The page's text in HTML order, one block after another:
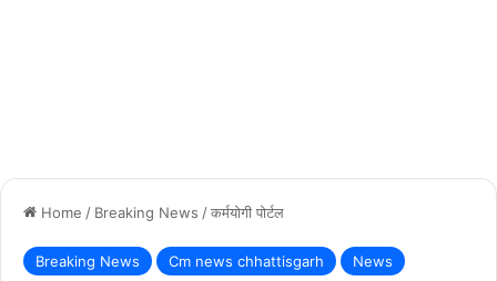
Home / Breaking News /कर्मयोगी पोर्टल
Breaking News Cm news chhattisgarh
News